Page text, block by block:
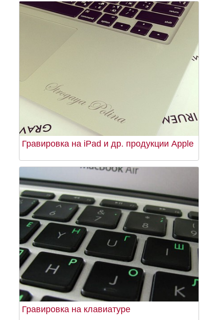
Гравировка на iPad и др. продукции Apple
Гравировка на клавиатуре